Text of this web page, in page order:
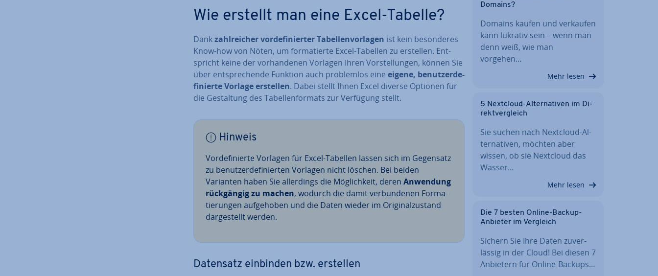
Wie erstellt man eine Excel-Tabelle?
Dankzahl­rei­cher vor­de­fi­nier­ter Ta­bel­len­vor­la­gen ist kein be­son­de­res
Know-how von Nöten, um for­ma­tier­te Excel-Tabellen zu erstellen. Ent­
spricht keine der vor­han­de­nen Vorlagen Ihren Vor­stel­lun­gen, können Sie
über ent­spre­chen­de Funktion auch pro­blem­los eine eigene, be­nut­zer­de­
fi­nier­te Vorlage erstellen. Dabei stellt Ihnen Excel diverse Optionen für
die Ge­stal­tung des Ta­bel­len­for­mats zur Verfügung stellt.
Hinweis
Vor­de­fi­nier­te Vorlagen für Excel-Tabellen lassen sich im Gegensatz
zu be­nut­zer­de­fi­nier­ten Vorlagen nicht löschen. Bei beiden
Varianten haben Sie al­ler­dings die Mög­lich­keit, deren Anwendung
rück­gän­gig zu machen, wodurch die damit ver­bun­de­nen For­ma­
tie­run­gen auf­ge­ho­ben und die Daten wieder im Ori­gi­nal­zu­stand
dar­ge­stellt werden.
Datensatz einbinden bzw. erstellen
Domains?
Domains kaufen und verkaufen
kann lukrativ sein – wenn man
denn weiß, wie man
vorgehen…
Mehr lesen
5 Nextcloud-Al­ter­na­ti­ven im Di­
rekt­ver­gleich
Sie suchen nach Nextcloud-Al­
ter­na­ti­ven, möchten aber
wissen, ob sie Nextcloud das
Wasser…
Mehr lesen
Die 7 besten Online-Backup-
Anbieter im Vergleich
Sichern Sie Ihre Daten zu­ver­
läs­sig in der Cloud! Bei diesen 7
Anbietern für Online-Backups…